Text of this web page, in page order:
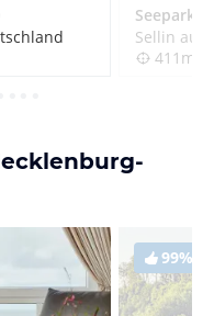
Sellin auf
411m
99%